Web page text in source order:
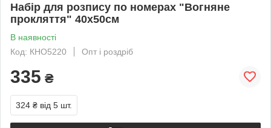
Набір для розпису по номерах "Вогняне
прокляття" 40х50см
В наявності
Код: КНО5220
Опт і роздріб
335 ₴
324 ₴ від 5 шт.